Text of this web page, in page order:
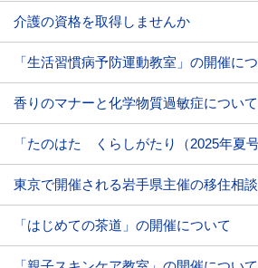
介護の資格を取得しませんか
「生活習慣病予防運動教室」の開催に
「はじめての茶道」の開催について